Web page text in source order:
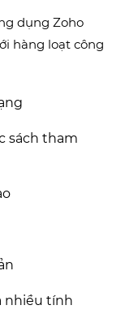
dụng Zoho
hàng loạt công
sách tham
nhiều tính